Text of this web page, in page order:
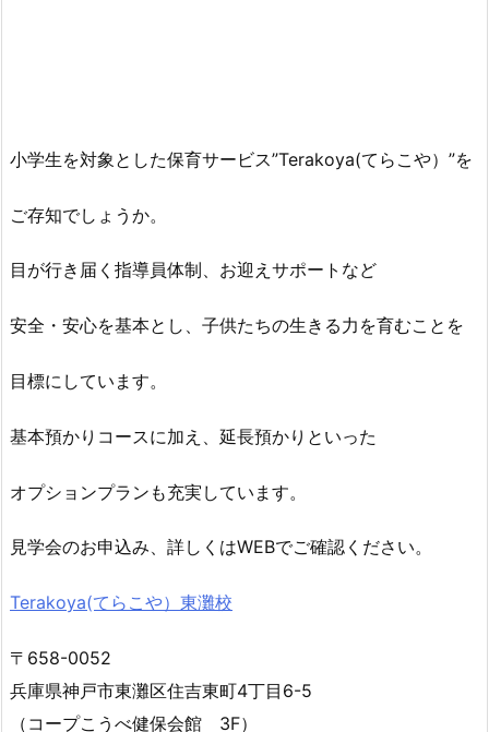
小学生を対象とした保育サービス”Terakoya(てらこや）”を
ご存知でしょうか。
目が行き届く指導員体制、お迎えサポートなど
安全・安心を基本とし、子供たちの生きる力を育むことを
目標にしています。
基本預かりコースに加え、延長預かりといった
オプションプランも充実しています。
見学会のお申込み、詳しくはWEBでご確認ください。
Terakoya(てらこや）東灘校
〒658-0052
兵庫県神戸市東灘区住吉東町4丁目6-5
（コープこうべ健保会館 3F）